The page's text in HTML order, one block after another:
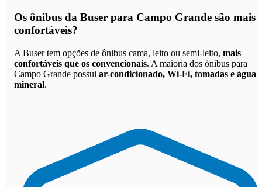
Os ônibus da Buser para Campo Grande são mais
confortáveis?
A Buser tem opções de ônibus cama, leito ou semi-leito, mais
confortáveis que os convencionais. A maioria dos ônibus para
Campo Grande possui ar-condicionado, Wi-Fi, tomadas e água
mineral.